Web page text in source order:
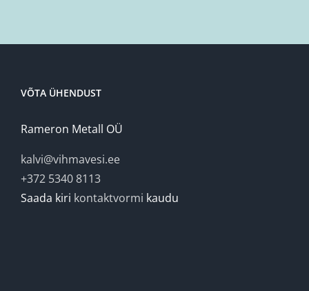
VÕTA ÜHENDUST
Rameron Metall OÜ
kalvi@vihmavesi.ee
+372 5340 8113
Saada kiri kontaktvormi kaudu